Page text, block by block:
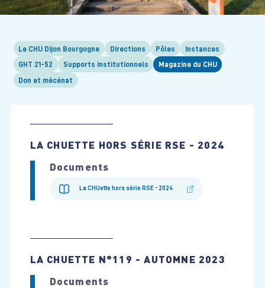
Le CHU Dijon Bourgogne Directions Pôles Instances
GHT 21-52 Supports institutionnels Magazine du CHU
Don et mécénat
LA CHUETTE HORS SÉRIE RSE - 2024
Documents
La CHUette hors série RSE - 2024
LA CHUETTE N°119 - AUTOMNE 2023
Documents